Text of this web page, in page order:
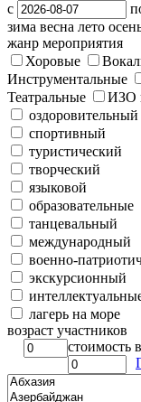
с
зима весна лето
жанр мероприятия
Хоровые
Инструментальные
Театральные
ИЗО
оздоровительный
спортивный
туристический
творческий
языковой
образовательные
танцевальный
международный
военно-
экскурсионный
лагерь на море
возраст участников
стоимость